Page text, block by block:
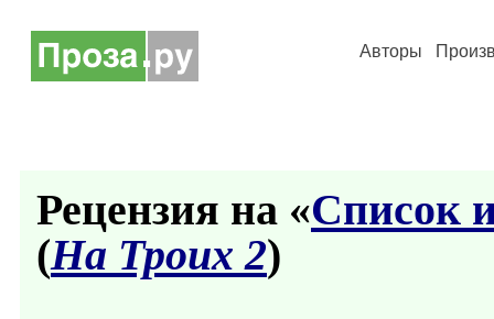
Авторы
Рецензия на «Список
(На Троих 2)